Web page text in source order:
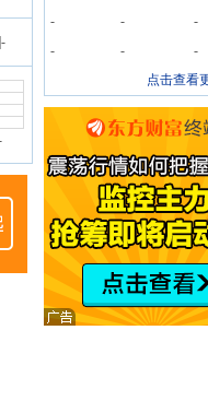
-
-
-
-
-
-
-
点击查看